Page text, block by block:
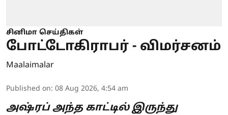
சினிமா செய்திகள்
போட்டோகிராபர் - விமர்சனம்
Maalaimalar
Published on: 08 Aug 2026, 4:54 am
அஷ்ரப் அந்த காட்டில் இருந்து